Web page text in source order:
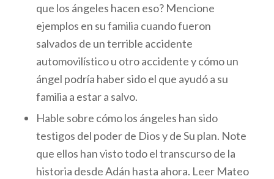
que los ángeles hacen eso? Mencione
ejemplos en su familia cuando fueron
salvados de un terrible accidente
automovilístico u otro accidente y cómo un
ángel podría haber sido el que ayudó a su
familia a estar a salvo.
Hable sobre cómo los ángeles han sido
testigos del poder de Dios y de Su plan. Note
que ellos han visto todo el transcurso de la
historia desde Adán hasta ahora. Leer Mateo